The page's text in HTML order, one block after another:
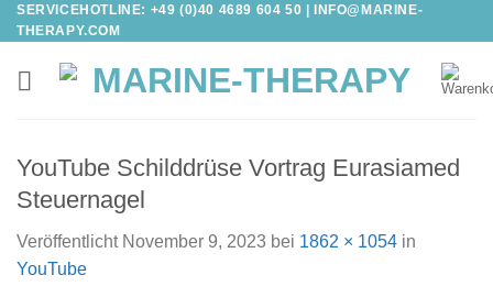
Zum
Inhalt
springen
SERVICEHOTLINE: +49 (0)40 4689 604 50 |
INFO@MARINE-
THERAPY.COM
YouTube Schilddrüse Vortrag Eurasiamed
Steuernagel
Veröffentlicht November 9, 2023 bei 1862 × 1054 in
YouTube